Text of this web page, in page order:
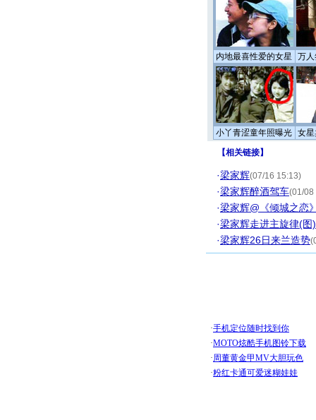
内地最喜性爱的女星 万
小丫青涩童年照曝光 女
【相关链接】
·梁家辉(07/16 15:13)
·梁家辉醉酒驾车(01/08
·梁家辉@《倾城之恋
·梁家辉走进主旋律(图)
·梁家辉26日来兰造势